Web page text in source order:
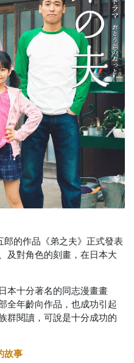
郎的作品《弟之夫》正式發表
及對角色的刻畫，在日本大
本十分著名的同志漫畫畫
全年齡向作品，也成功引起
群閱讀，可說是十分成功的
故事